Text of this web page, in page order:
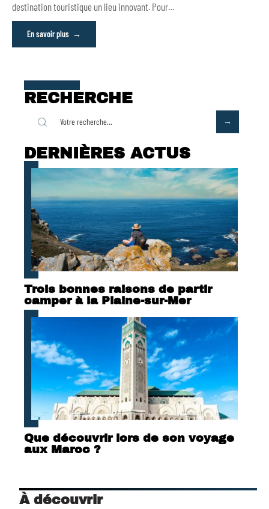
destination touristique un lieu innovant. Pour…
En savoir plus
RECHERCHE
DERNIÈRES ACTUS
Trois bonnes raisons de partir
camper à la Plaine-sur-Mer
Que découvrir lors de son voyage
aux Maroc ?
À découvrir